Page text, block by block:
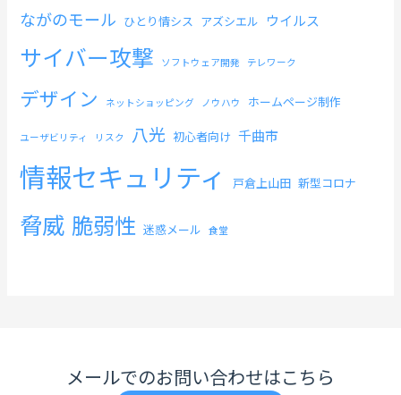
ながのモール ひとり情シス アズシエル ウイルス
サイバー攻撃 ソフトウェア開発 テレワーク
デザイン ネットショッピング ノウハウ ホームページ制作
ユーザビリティ リスク 八光 初心者向け 千曲市
情報セキュリティ 戸倉上山田 新型コロナ
脅威 脆弱性 迷惑メール 食堂
メールでのお問い合わせはこちら